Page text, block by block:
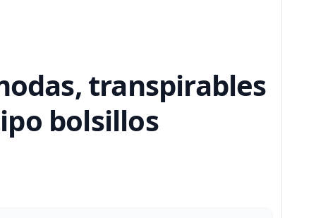
transpirables
bolsillos